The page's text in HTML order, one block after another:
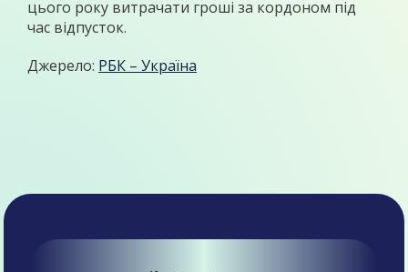
цього року витрачати гроші за кордоном під
час відпусток.
Джерело: РБК – Україна